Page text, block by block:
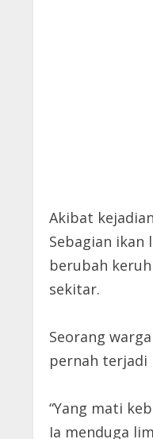
Akibat
Sebagian
berubah
sekitar.
Seorang
pernah terjadi
“Yang mati
Ia menduga